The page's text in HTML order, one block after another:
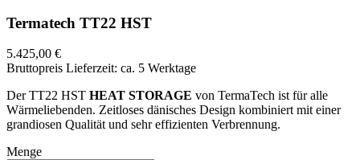
Termatech TT22 HST
5.425,00 €
Bruttopreis Lieferzeit: ca. 5 Werktage
Der TT22 HST HEAT STORAGE von TermaTech ist für alle
Wärmeliebenden. Zeitloses dänisches Design kombiniert mit einer
grandiosen Qualität und sehr effizienten Verbrennung.
Menge